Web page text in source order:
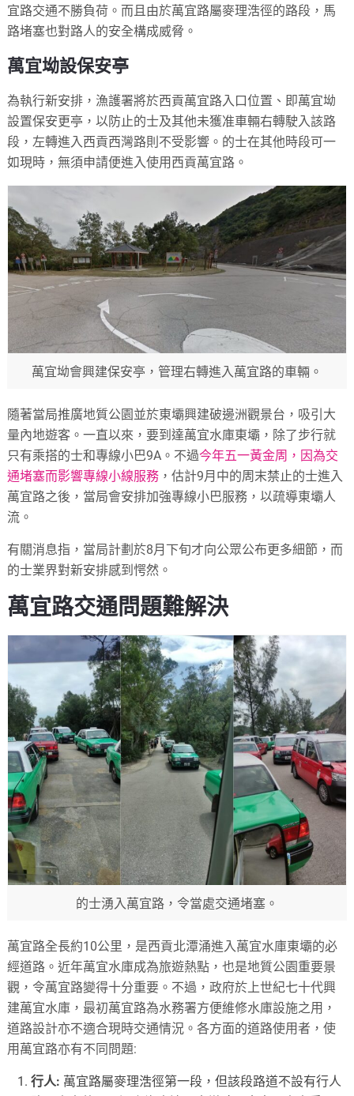
宜路交通不勝負荷。而且由於萬宜路屬麥理浩徑的路段，馬
路堵塞也對路人的安全構成威脅。
萬宜坳設保安亭
為執行新安排，漁護署將於西貢萬宜路入口位置、即萬宜坳
設置保安更亭，以防止的士及其他未獲准車輛右轉駛入該路
段，左轉進入西貢西灣路則不受影響。的士在其他時段可一
如現時，無須申請便進入使用西貢萬宜路。
萬宜坳會興建保安亭，管理右轉進入萬宜路的車輛。
隨著當局推廣地質公園並於東壩興建破邊洲觀景台，吸引大
量內地遊客。一直以來，要到達萬宜水庫東壩，除了步行就
只有乘搭的士和專線小巴9A。不過今年五一黃金周，因為交
通堵塞而影響專線小線服務 ，估計9月中的周末禁止的士進入
萬宜路之後，當局會安排加強專線小巴服務，以疏導東壩人
流。
有關消息指，當局計劃於8月下旬才向公眾公布更多細節，而
的士業界對新安排感到愕然。
萬宜路交通問題難解決
的士湧入萬宜路，令當處交通堵塞。
萬宜路全長約10公里，是西貢北潭涌進入萬宜水庫東壩的必
經道路。近年萬宜水庫成為旅遊熱點，也是地質公園重要景
觀，令萬宜路變得十分重要。不過，政府於上世紀七十代興
建萬宜水庫，最初萬宜路為水務署方便維修水庫設施之用，
道路設計亦不適合現時交通情況。各方面的道路使用者，使
用萬宜路亦有不同問題:
行人: 萬宜路屬麥理浩徑第一段，但該段路道不設有行人